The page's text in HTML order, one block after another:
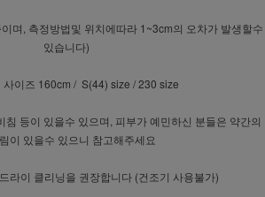
며, 측정방법및 위치에따라 1~3cm의 오차가 발생할수
있습니다)
사이즈 160cm / S(44) size / 230 size
침 등이 있을수 있으며, 피부가 예민하신 분들은 약간의
이 있을수 있으니 참고해주세요
라이 클리닝을 권장합니다 (건조기 사용불가)